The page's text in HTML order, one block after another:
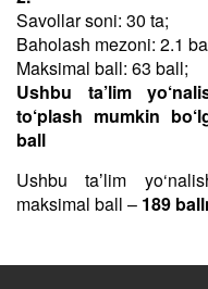
Savollar soni: 30 ta;
Baholash mezoni: 2.1
Maksimal ball: 63 ball;
Ushbu ta’lim
to‘plash mumkin
ball
Ushbu taʼlim
maksimal ball – 189